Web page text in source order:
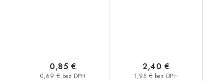
0,69 € bez DPH
0,85 €
1,95 € bez DPH
2,40 €